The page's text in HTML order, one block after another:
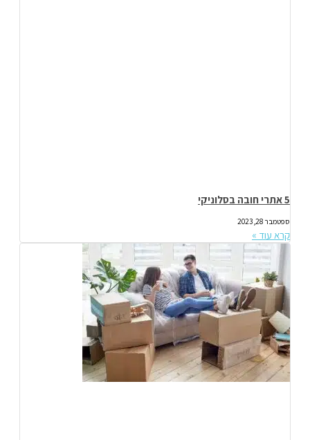
5 אתרי חובה בסלוניקי
ספטמבר 28, 2023
קרא עוד »